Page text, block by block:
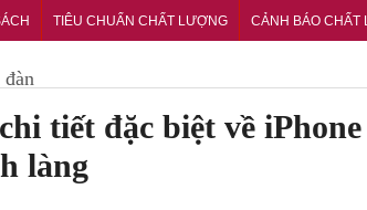
với khả năng tăng tốc cực ‘bốc’, đổi
TIÊU CHUẨN CHẤT LƯỢNG CẢNH BÁO CHẤT
tiết đặc biệt về iPhone
làng